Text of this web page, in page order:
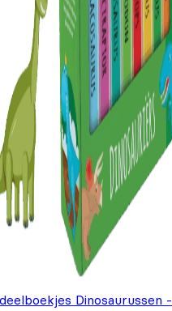
Dinosaurussen -